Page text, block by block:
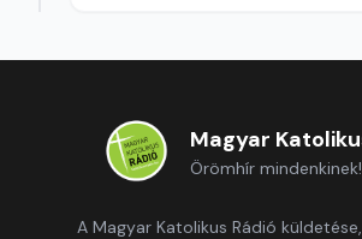
Magyar
Örömhír mindenkinek!
A Magyar Katolikus Rádió